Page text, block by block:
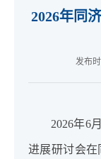
2026年同
发布
2026年6
进展研讨会在